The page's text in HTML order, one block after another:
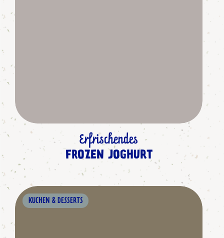
Erfrischendes
FROZEN JOGHURT
KUCHEN & DESSERTS